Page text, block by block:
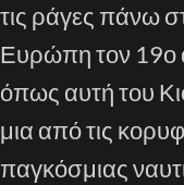
τις ράγες πάνω
Ευρώπη τον 19ο
όπως αυτή του
μια από τις
παγκόσμιας